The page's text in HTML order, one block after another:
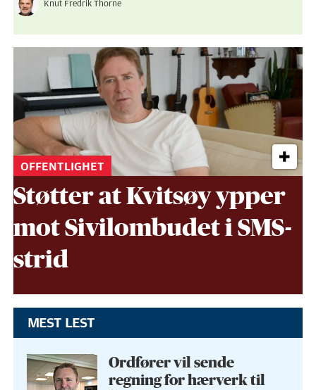
Knut Fredrik Thorne
OFFENTLIGHET
Støtter at Kvitsøy ypper
mot Sivil­ombudet i SMS-
strid
MEST LEST
Ordfører vil sende
regning for hærverk til